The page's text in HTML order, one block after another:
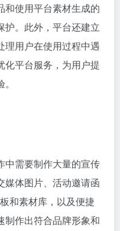
和使用平台素材生成的
护。此外，平台还建立
理用户在使用过程中遇
化平台服务，为用户提
中需要制作大量的宣传
媒体图片、活动邀请函
和素材库，以及便捷
制作出符合品牌形象和